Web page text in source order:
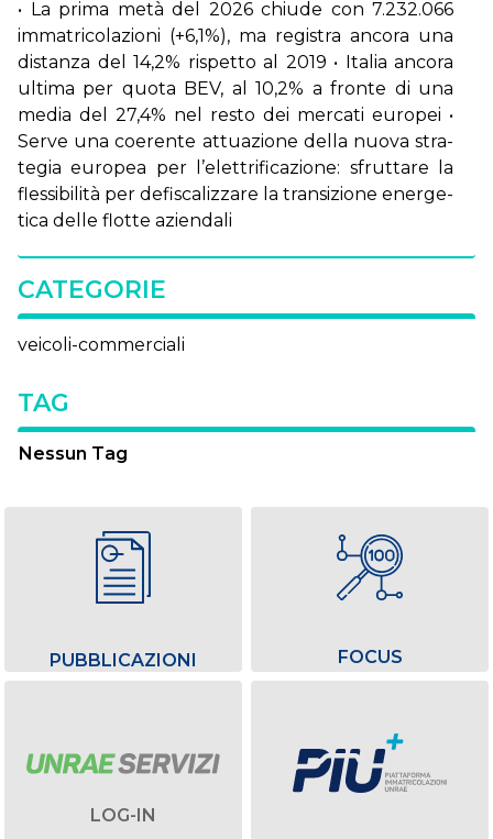
• La pri­ma me­tà del 2026 chiu­de con 7.232.066
im­ma­tri­co­la­zio­ni (+6,1%), ma re­gi­stra an­co­ra una
di­stan­za del 14,2% ri­spet­to al 2019 • Ita­lia an­co­ra
ul­ti­ma per quo­ta BEV, al 10,2% a fron­te di una
me­dia del 27,4% nel re­sto dei mer­ca­ti eu­ro­pei •
Ser­ve una coe­ren­te at­tua­zio­ne del­la nuo­va stra­
te­gia eu­ro­pea per l’e­let­tri­fi­ca­zio­ne: sfrut­ta­re la
fles­si­bi­li­tà per de­fi­sca­liz­za­re la tran­si­zio­ne ener­ge­
ti­ca del­le flot­te azien­da­li
CATEGORIE
veicoli-commerciali
TAG
Nessun Tag
PUBBLICAZIONI FOCUS
LOG-IN